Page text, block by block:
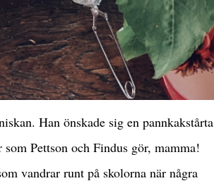
Han önskade sig en pannkakstårta
Pettson och Findus gör, mamma!
vandrar runt på skolorna när några